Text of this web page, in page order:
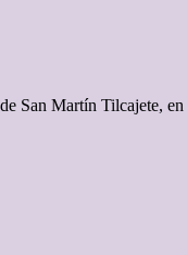
San Martín Tilcajete,